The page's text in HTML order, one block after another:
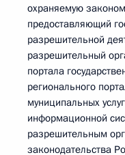
охраняемую законом
предоставляющий
разрешительной
разрешительный
портала
регионального
муниципальных
информационной
разрешительным
законодательства